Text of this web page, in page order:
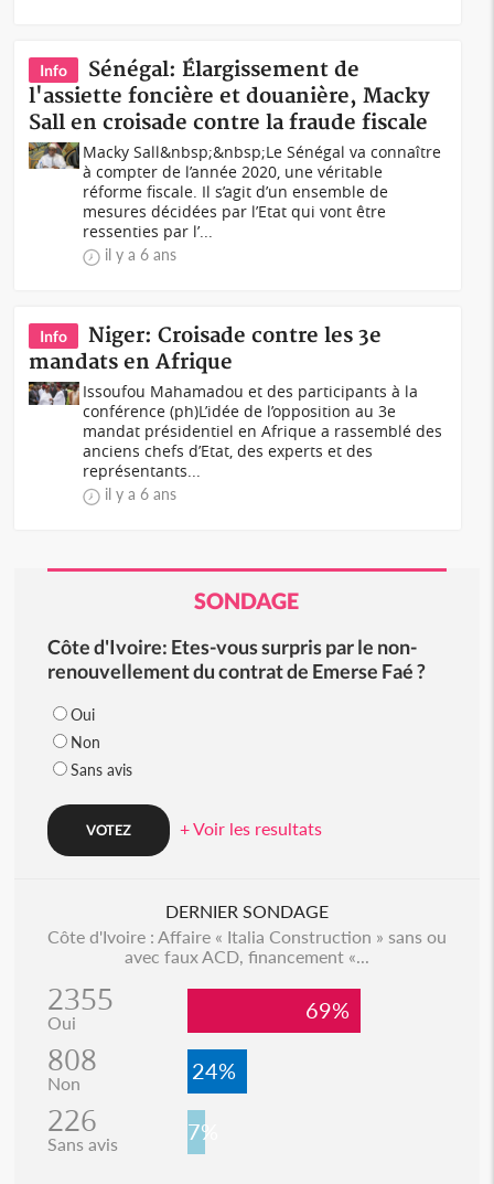
Info
Sénégal: Élargissement de
l'assiette foncière et douanière, Macky
Sall en croisade contre la fraude fiscale
Macky Sall&nbsp;&nbsp;Le Sénégal va connaître
à compter de l’année 2020, une véritable
réforme fiscale. Il s’agit d’un ensemble de
mesures décidées par l’Etat qui vont être
ressenties par l’...
il y a 6 ans
Info
Niger: Croisade contre les 3e
mandats en Afrique
Issoufou Mahamadou et des participants à la
conférence (ph)L’idée de l’opposition au 3e
mandat présidentiel en Afrique a rassemblé des
anciens chefs d’Etat, des experts et des
représentants...
il y a 6 ans
SONDAGE
Côte d'Ivoire: Etes-vous surpris par le non-
renouvellement du contrat de Emerse Faé ?
Oui
Non
Sans avis
+ Voir les resultats
DERNIER SONDAGE
Côte d'Ivoire : Affaire « Italia Construction » sans ou
avec faux ACD, financement «...
2355
Oui 69%
808
Non 24%
226
Sans avis 7%